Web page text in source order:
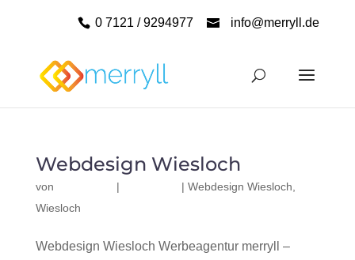
0 7121 / 9294977 info@merryll.de
Webdesign Wiesloch
von | | Webdesign Wiesloch
Wiesloch
Webdesign Wiesloch Werbeagentur merryll –